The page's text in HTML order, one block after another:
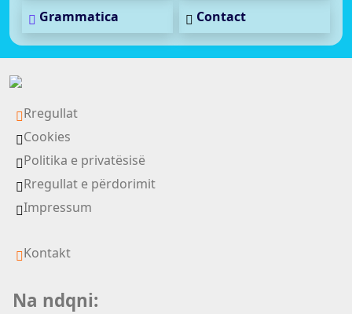
Grammatica Contact
Rregullat
Cookies
Politika e privatësisë
Rregullat e përdorimit
Impressum
Kontakt
Na ndqni: